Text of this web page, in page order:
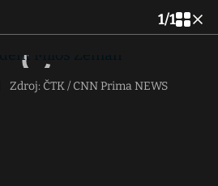
1/1
Zdroj: ČTK / CNN Prima NEWS